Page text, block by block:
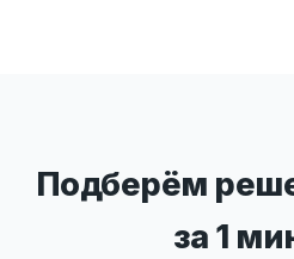
Подберём
за 1